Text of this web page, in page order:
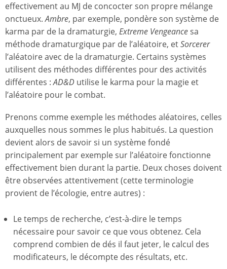
effectivement au MJ de concocter son propre mélange
onctueux.Ambre, par exemple, pondère son système de
karma par de la dramaturgie, Extreme Vengeancesa
méthode dramaturgique par de l’aléatoire, etSorcerer
l’aléatoire avec de la dramaturgie. Certains systèmes
utilisent des méthodes différentes pour des activités
différentes :AD&D utilise le karma pour la magie et
l’aléatoire pour le combat.
Prenons comme exemple les méthodes aléatoires, celles
auxquelles nous sommes le plus habitués. La question
devient alors de savoir si un système fondé
principalement par exemple sur l’aléatoire fonctionne
effectivement bien durant la partie. Deux choses doivent
être observées attentivement (cette terminologie
provient de l’écologie, entre autres) :
Le temps de recherche, c’est-à-dire le temps
nécessaire pour savoir ce que vous obtenez. Cela
comprend combien de dés il faut jeter, le calcul des
modificateurs, le décompte des résultats, etc.